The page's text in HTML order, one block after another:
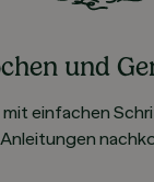
und
mit einfachen
Anleitungen